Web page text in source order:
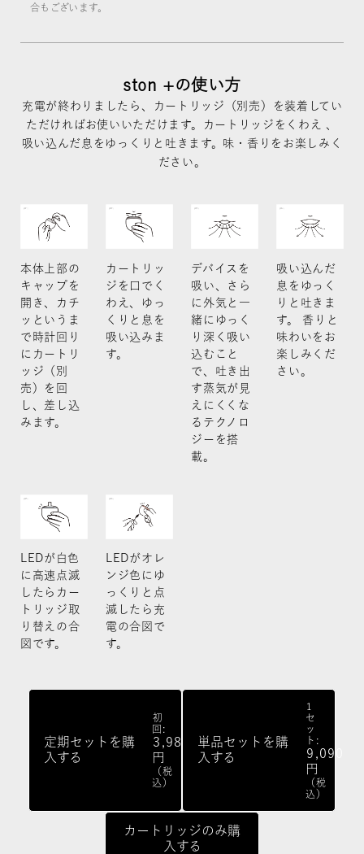
合もございます。
ston +の使い方
充電が終わりましたら、カートリッジ（別売）を装着してい
ただければお使いいただけます。カートリッジをくわえ 、
吸い込んだ息をゆっくりと吐きます。味・香りをお楽しみく
ださい。
本体上部の
キャップを
開き、カチ
ッというま
で時計回り
にカートリ
ッジ（別
売）を回
し、差し込
みます。
カートリッ
ジを口でく
わえ、ゆっ
くりと息を
吸い込みま
す。
デバイスを
吸い、さら
に外気と一
緒にゆっく
り深く吸い
込むこと
で、吐き出
す蒸気が見
えにくくな
るテクノロ
ジーを搭
載。
吸い込んだ
息をゆっく
りと吐きま
す。 香りと
味わいをお
楽しみくだ
さい。
LEDが白色
に高速点滅
したらカー
トリッジ取
り替えの合
図です。
LEDがオレ
ンジ色にゆ
っくりと点
滅したら充
電の合図で
す。
定期セットを購
入する
初
回:
3,980
円
（税
込）
単品セットを購
入する
1
セ
ッ
ト:
9,090
円
（税
込）
カートリッジのみ購
入する